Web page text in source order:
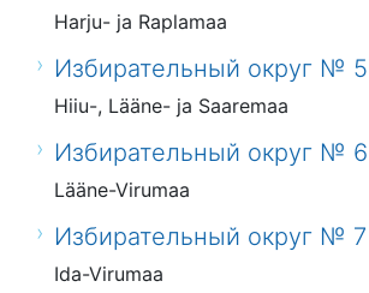
Harju- ja Raplamaa
Избирательный округ № 5
Hiiu-, Lääne- ja Saaremaa
Избирательный округ № 6
Lääne-Virumaa
Избирательный округ № 7
Ida-Virumaa